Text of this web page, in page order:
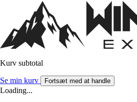
Kurv subtotal
Se min kurv Fortsæt med at handle
Loading...